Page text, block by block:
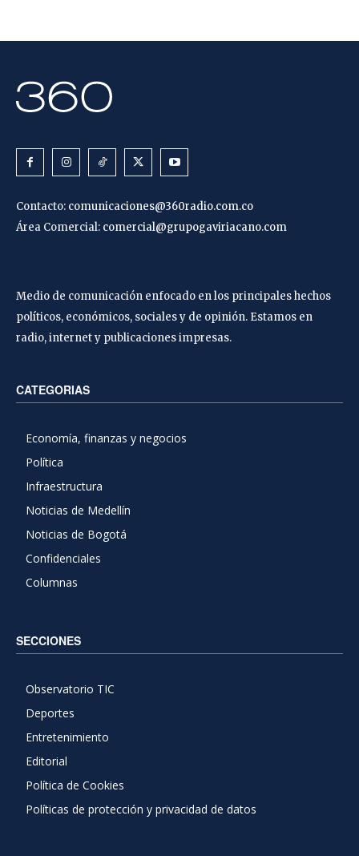
Contacto: comunicaciones@360radio.com.co
Área Comercial: comercial@grupogaviriacano.com
Medio de comunicación enfocado en los principales hechos
políticos, económicos, sociales y de opinión. Estamos en
radio, internet y publicaciones impresas.
CATEGORIAS
Economía, finanzas y negocios
Política
Infraestructura
Noticias de Medellín
Noticias de Bogotá
Confidenciales
Columnas
SECCIONES
Observatorio TIC
Deportes
Entretenimiento
Editorial
Política de Cookies
Políticas de protección y privacidad de datos